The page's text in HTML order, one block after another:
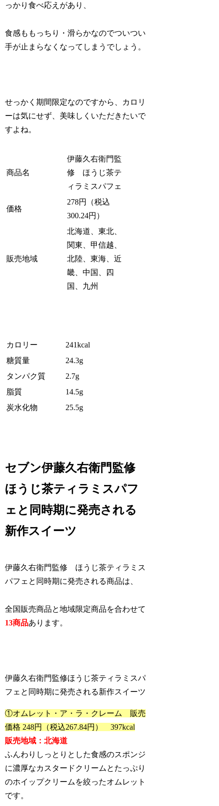
っかり食べ応えがあり、
食感ももっちり・滑らかなのでついつい
手が止まらなくなってしまうでしょう。
せっかく期間限定なのですから、カロリ
ーは気にせず、美味しくいただきたいで
すよね。
商品名
伊藤久右衛門監
修 ほうじ茶テ
ィラミスパフェ
価格
278円（税込
300.24円）
販売地域
北海道、東北、
関東、甲信越、
北陸、東海、近
畿、中国、四
国、九州
カロリー
241kcal
糖質量
24.3g
タンパク質
2.7g
脂質
14.5g
炭水化物
25.5g
セブン伊藤久右衛門監修
ほうじ茶ティラミスパフ
ェと同時期に発売される
新作スイーツ
伊藤久右衛門監修 ほうじ茶ティラミス
パフェと同時期に発売される商品は、
全国販売商品と地域限定商品を合わせて
13商品あります。
伊藤久右衛門監修ほうじ茶ティラミスパ
フェと同時期に発売される新作スイーツ
①オムレット・ア・ラ・クレーム 販売
価格 248円（税込267.84円） 397kcal
販売地域：北海道
ふんわりしっとりとした食感のスポンジ
に濃厚なカスタードクリームとたっぷり
のホイップクリームを絞ったオムレット
です。